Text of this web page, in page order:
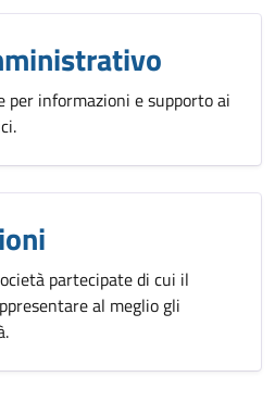
per informazioni e supporto ai
partecipate di cui il
al meglio gli